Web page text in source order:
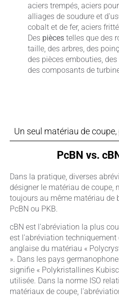
aciers trempés, aciers
alliages de soudure et
cobalt et de fer, aciers
Des pièces telles que des
taille, des arbres, des
des pièces embouties,
des composants de
Un seul matériau de
PcBN vs.
Dans la pratique, diverses
désigner le matériau de coupe,
toujours au même matériau de
PcBN ou PKB.
cBN est l'abréviation la plus
est l'abréviation
anglaise du matériau «
». Dans les pays
signifie « Polykristallines
utilisée. Dans la norme ISO
matériaux de coupe,